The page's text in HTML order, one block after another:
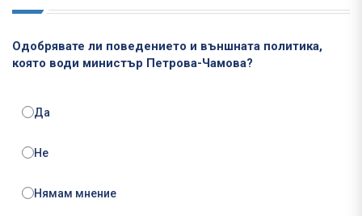
Одобрявате ли поведението и външната политика,
която води министър Петрова-Чамова?
Да
Не
Нямам мнение